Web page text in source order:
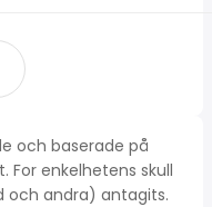
och baserade på
For enkelhetens skull
och andra) antagits.